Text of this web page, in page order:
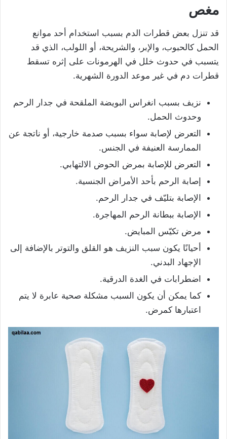
مغص
قد تنزل بعض قطرات الدم بسبب استخدام أحد موانع
الحمل كالحبوب، والإبر، والشريحة، أو اللولب، الذي قد
يتسبب في حدوث خلل في الهرمونات على إثره تسقط
قطرات دم في غير موعد الدورة الشهرية.
نزيف بسبب انغراس البويضة الملقحة في جدار الرحم
وحدوث الحمل.
التعرض لإصابة سواء بسبب صدمة خارجية، أو ناتجة عن
الممارسة العنيفة في الجنس.
التعرض للإصابة بمرض الحوض الالتهابي.
إصابة الرحم بأحد الأمراض الجنسية.
الإصابة بتليّف في جدار الرحم.
الإصابة ببطانة الرحم المهاجرة.
مرض تكيّس المبايض.
أحيانًا يكون سبب النزيف هو القلق والتوتر بالإضافة إلى
الإجهاد البدني.
اضطرابات في الغدة الدرقية.
كما يمكن أن يكون السبب مشكلة صحية عابرة لا يتم
اعتبارها كمرض.